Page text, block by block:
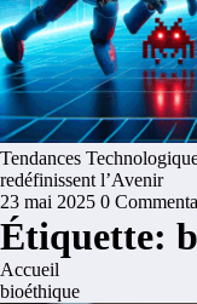
Tendances
redéfinissent l’Avenir
23 mai 2025 0
Étiquette:
Accueil
bioéthique